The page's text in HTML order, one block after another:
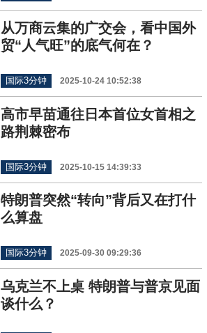
从万商云集的广交会，看中国外
贸“人气旺”的底气何在？
国际3分钟 2025-10-24 10:52:38
高市早苗通往日本首位女首相之
路荆棘密布
国际3分钟 2025-10-15 14:39:33
特朗普突然“转向”背后又在打什
么算盘
国际3分钟 2025-09-30 09:29:36
乌克兰不上桌 特朗普与普京见面
谈什么？